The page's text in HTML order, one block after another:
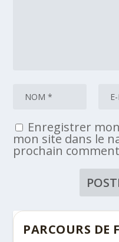
Enregistrer
mon site dans le
prochain
PARCOURS DE